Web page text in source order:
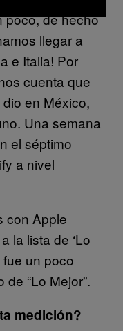
poco, de hecho
llegar a
e Italia! Por
cuenta que
en México,
Una semana
el séptimo
a nivel
con Apple
la lista de ‘Lo
fue un poco
“Lo Mejor”.
medición?